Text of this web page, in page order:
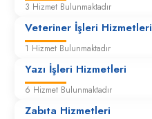
3 Hizmet Bulunmaktadır
Veteriner İşleri Hizmetleri
1 Hizmet Bulunmaktadır
Yazı İşleri Hizmetleri
6 Hizmet Bulunmaktadır
Zabıta Hizmetleri